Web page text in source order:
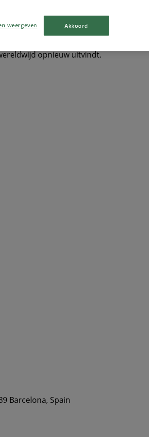
smart tv Zwemkleding
opnieuw uitvindt.
Barcelona, Spain
weergeven Akkoord